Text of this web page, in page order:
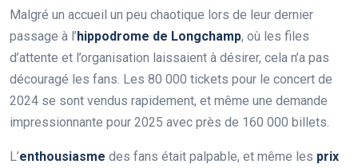
Malgré un accueil un peu chaotique lors de leur dernier
passage à l’hippodrome de Longchamp, où les files
d’attente et l’organisation laissaient à désirer, cela n’a pas
découragé les fans. Les 80 000 tickets pour le concert de
2024 se sont vendus rapidement, et même une demande
impressionnante pour 2025 avec près de 160 000 billets.
L’enthousiasme des fans était palpable, et même les prix